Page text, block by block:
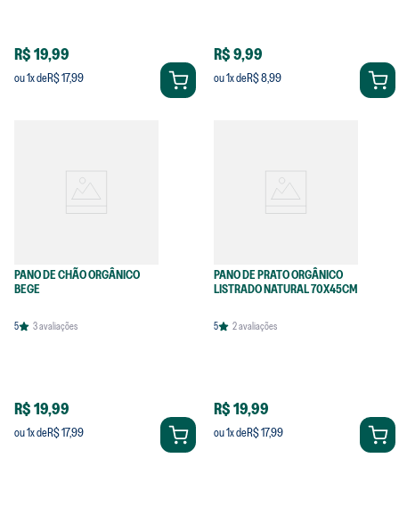
R$ 19,99
ou1x deR$ 17,99
R$ 9,99
ou1x deR$ 8,99
PANO DE CHÃO ORGÂNICO
BEGE
5 3avaliações
R$ 19,99
ou1x deR$ 17,99
PANO DE PRATO ORGÂNICO
LISTRADO NATURAL 70X45CM
5 2avaliações
R$ 19,99
ou1x deR$ 17,99